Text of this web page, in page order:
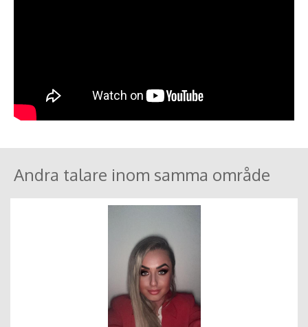
Andra talare inom samma område